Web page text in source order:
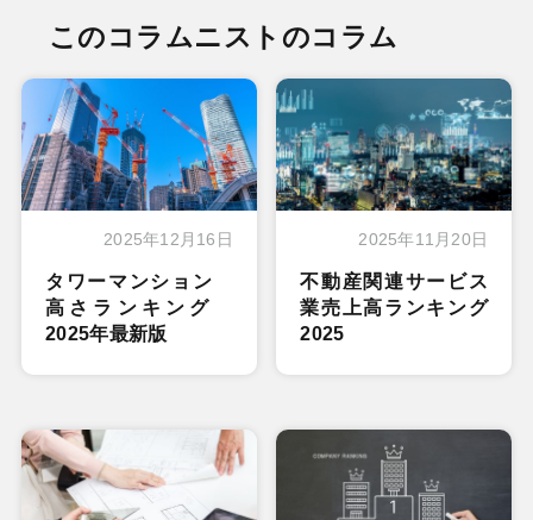
このコラムニストのコラム
2025年12月16日
タワーマンション
高さランキング
2025年最新版
2025年11月20日
不動産関連サービス
業売上高ランキング
2025